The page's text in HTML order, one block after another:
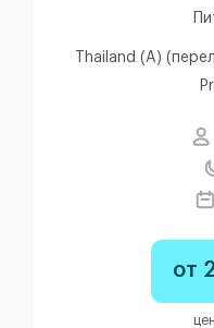
Thailand (A)
от